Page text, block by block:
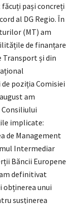
pași concreți
al DG Regio. În
(MT) am
de finanțare
Transport și din
poziția Comisiei
am
implicate:
de Management
Intermediar
Băncii Europene
definitivat
obținerea unui
susținerea